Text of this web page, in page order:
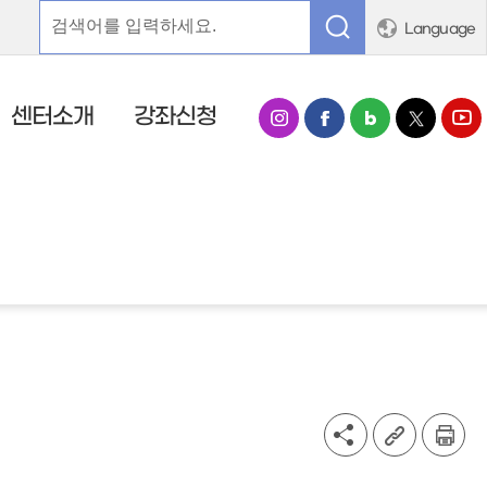
Language
센터소개 강좌신청